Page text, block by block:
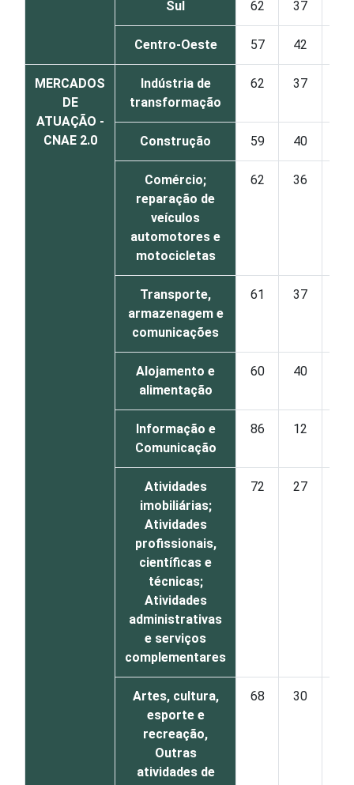
Sul 62 37
Centro-Oeste 57 42
MERCADOS
DE
ATUAÇÃO -
CNAE 2.0
Indústria de
transformação
62 37
Construção 59 40
Comércio;
reparação de
veículos
automotores e
motocicletas
62 36
Transporte,
armazenagem e
comunicações
61 37
Alojamento e
alimentação
60 40
Informação e
Comunicação
86 12
Atividades
imobiliárias;
Atividades
profissionais,
científicas e
técnicas;
Atividades
administrativas
e serviços
complementares
72 27
Artes, cultura,
esporte e
recreação,
Outras
atividades de
68 30